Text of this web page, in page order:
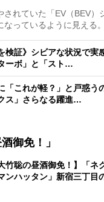
れていた「EV（BEV）
なっているように見える
検証》シビアな状況で実
ーボ」と「スト…
「これが軽？」と戸惑う
ス」さらなる躍進…
御免！」
竹聡の昼酒御免！】「ネ
マンハッタン」新宿三丁